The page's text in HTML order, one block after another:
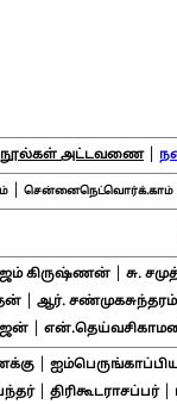
நூல்கள் அட்டவணை|
| சென்னைநெட்வொர்க்.காம்
கிருஷ்ணன் சு.
| ஆர். சண்முகசுந்தரம்
|
| திரிகூடராசப்பர்|